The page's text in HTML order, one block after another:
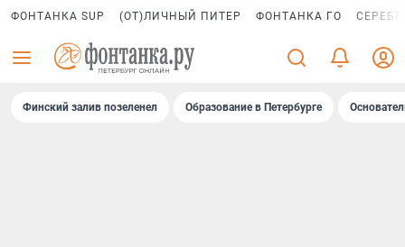
ФОНТАНКА SUP (ОТ)ЛИЧНЫЙ ПИТЕР ФОНТАНКА ГО
Финский залив позеленел Образование в Петербурге